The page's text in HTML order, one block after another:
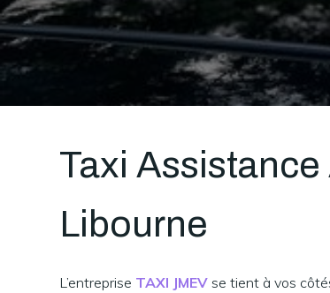
Taxi Assistance
Libourne
L’entreprise TAXI JMEV se tient à vos